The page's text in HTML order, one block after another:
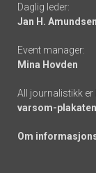
links
Daglig leder:
Jan H. Amundsen
Event manager:
Mina Hovden
All journalistikk er
varsom-plakaten
Om